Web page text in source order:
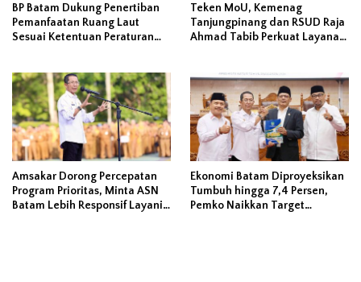
BP Batam Dukung Penertiban
Pemanfaatan Ruang Laut
Sesuai Ketentuan Peraturan
Teken MoU, Kemenag
Tanjungpinang dan RSUD Raja
Ahmad Tabib Perkuat Layanan
Amsakar Dorong Percepatan
Program Prioritas, Minta ASN
Batam Lebih Responsif Layani
Ekonomi Batam Diproyeksikan
Tumbuh hingga 7,4 Persen,
Pemko Naikkan Target